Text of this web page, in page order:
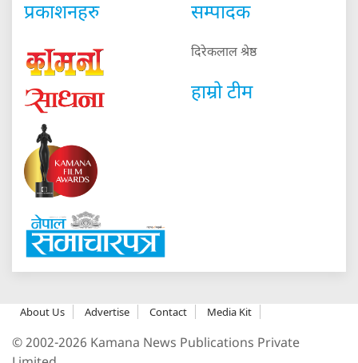
प्रकाशनहरु सम्पादक
दिरेकलाल श्रेष्ठ
हाम्रो टीम
About Us Advertise Contact Media Kit
© 2002-2026 Kamana News Publications Private